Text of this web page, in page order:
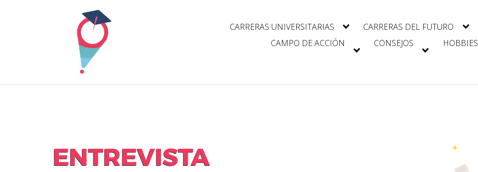
CARRERAS UNIVERSITARIAS CARRERAS DEL FUTURO
CAMPO DE ACCIÓN
CONSEJOS HOBBIES
ENTREVISTA